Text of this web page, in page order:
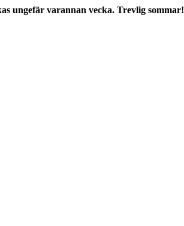
ungefär varannan vecka. Trevlig sommar!